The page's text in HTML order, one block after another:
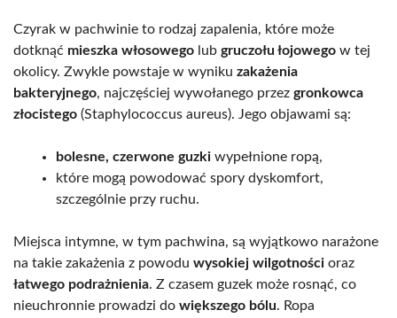
Czyrak w pachwinie to rodzaj zapalenia, które może
dotknąć mieszka włosowego lub gruczołu łojowego w tej
okolicy. Zwykle powstaje w wyniku zakażenia
bakteryjnego, najczęściej wywołanego przez gronkowca
złocistego (Staphylococcus aureus). Jego objawami są:
bolesne, czerwone guzki wypełnione ropą,
które mogą powodować spory dyskomfort,
szczególnie przy ruchu.
Miejsca intymne, w tym pachwina, są wyjątkowo narażone
na takie zakażenia z powodu wysokiej wilgotności oraz
łatwego podrażnienia. Z czasem guzek może rosnąć, co
nieuchronnie prowadzi do większego bólu. Ropa